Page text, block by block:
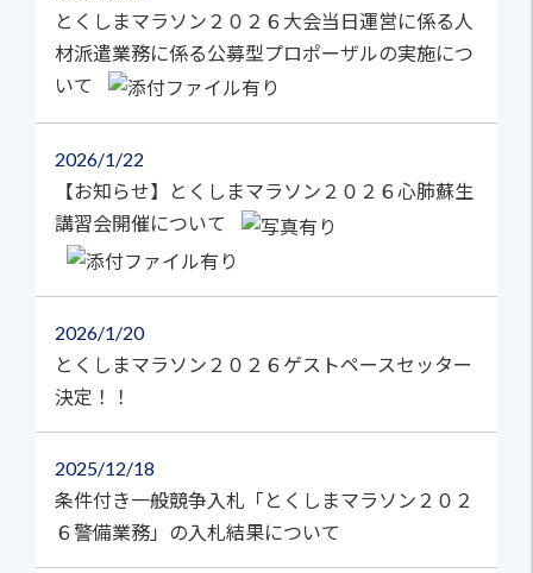
とくしまマラソン２０２６大会当日運営に係る人
材派遣業務に係る公募型プロポーザルの実施につ
いて
2026 1/22
【お知らせ】とくしまマラソン２０２６心肺蘇生
講習会開催について
2026 1/20
とくしまマラソン２０２６ゲストペースセッター
決定！！
2025 12/18
条件付き一般競争入札「とくしまマラソン２０２
６警備業務」の入札結果について